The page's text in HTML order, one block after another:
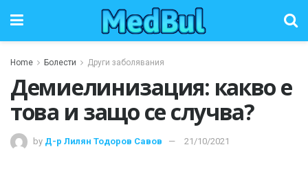
Home Болести Други заболявания
Демиелинизация: какво е
това и защо се случва?
by Д-р Лилян Тодоров Савов 21/10/2021